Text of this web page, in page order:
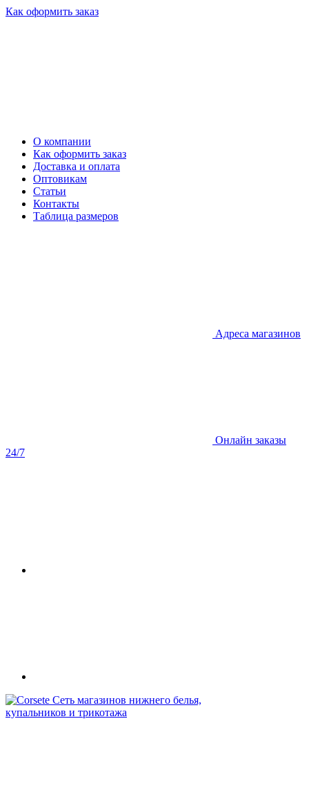
Как оформить заказ
О компании
Как оформить заказ
Доставка и оплата
Оптовикам
Статьи
Контакты
Таблица размеров
Адреса магазинов
Онлайн заказы
24/7
Сеть магазинов нижнего белья,
купальников и трикотажа